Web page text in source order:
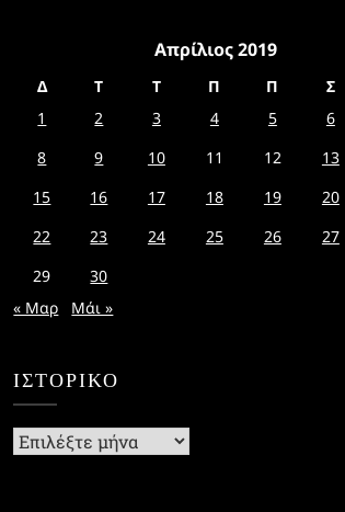
Απρίλιος 2019
Δ Τ Τ Π Π Σ
1
2 3 4 5 6
8
9 10 11 12 13
15
16 17 18 19 20
22
23 24 25 26 27
29
30
« Μαρ
Μάι »
ΙΣΤΟΡΙΚΌ
Ιστορικό